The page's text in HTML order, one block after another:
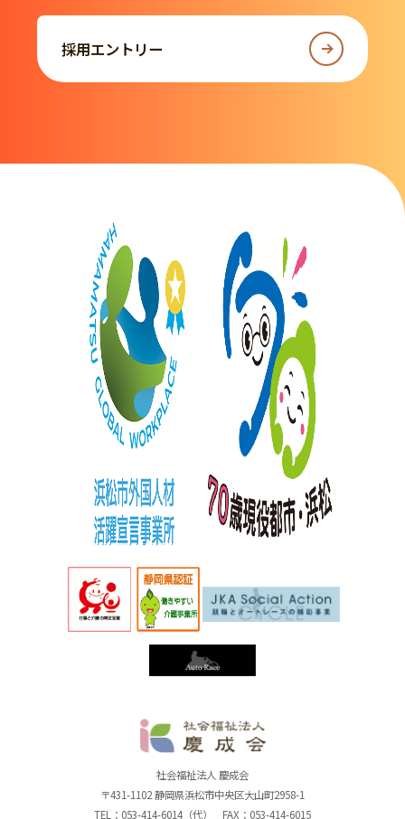
採用エントリー
社会福祉法人 慶成会
〒431-1102 静岡県浜松市中央区大山町2958-1
TEL：053-414-6014（代） FAX：053-414-6015